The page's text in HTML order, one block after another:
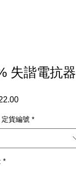
失諧電抗器
價
貨編號 *
*